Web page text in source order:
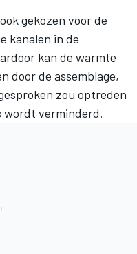
gekozen voor de
kanalen in de
kan de warmte
door de assemblage,
zou optreden
wordt verminderd.